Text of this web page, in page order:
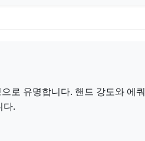
로 유명합니다. 핸드 강도와 에쿼
다.